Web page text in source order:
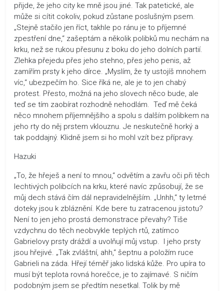
přijde, že jeho city ke mně jsou jiné. Tak patetické, ale
může si cítit cokoliv, pokud zůstane poslušným psem.
„Stejně stačilo jen říct, takhle po ránu je to příjemné
zpestření dne,“ zašeptám a několik polibků mu nechám na
krku, než se rukou přesunu z boku do jeho dolních partií.
Zlehka přejedu přes jeho stehno, přes jeho penis, až
zamířím prsty k jeho dírce. „Myslím, že ty ustojíš mnohem
víc,“ ubezpečím ho. Sice říká ne, ale je to jen chabý
protest. Přesto, možná na jeho slovech něco bude, ale
teď se tím zaobírat rozhodně nehodlám. Teď mě čeká
něco mnohem příjemnějšího a spolu s dalším polibkem na
jeho rty do něj prstem vklouznu. Je neskutečně horký a
tak poddajný. Klidně jsem si ho mohl vzít bez přípravy.
Hazuki
„To, že hřeješ a není to mnou,“ odvětím a zavřu oči při těch
lechtivých polibcích na krku, které navíc způsobují, že se
můj dech stává čím dál nepravidelnějším. „Unhh,“ ty letmé
doteky jsou k zbláznění. Kde bere tu zatracenou jistotu?
Není to jen jeho prostá demonstrace převahy? Tiše
vzdychnu do těch neobvykle teplých rtů, zatímco
Gabrielovy prsty dráždí a uvolňují můj vstup. I jeho prsty
jsou hřejivé. „Tak zvláštní, ahh,“ šeptnu a položím ruce
Gabrieli na záda. Hřejí téměř jako lidská kůže. Pro upíra to
musí být teplota rovná horečce, je to zajímavé. S ničím
podobným jsem se předtím nesetkal. Tolik by mě